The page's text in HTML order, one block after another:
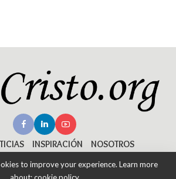
INSPIRACIÓN NOSOTROS
to improve your experience. Learn more